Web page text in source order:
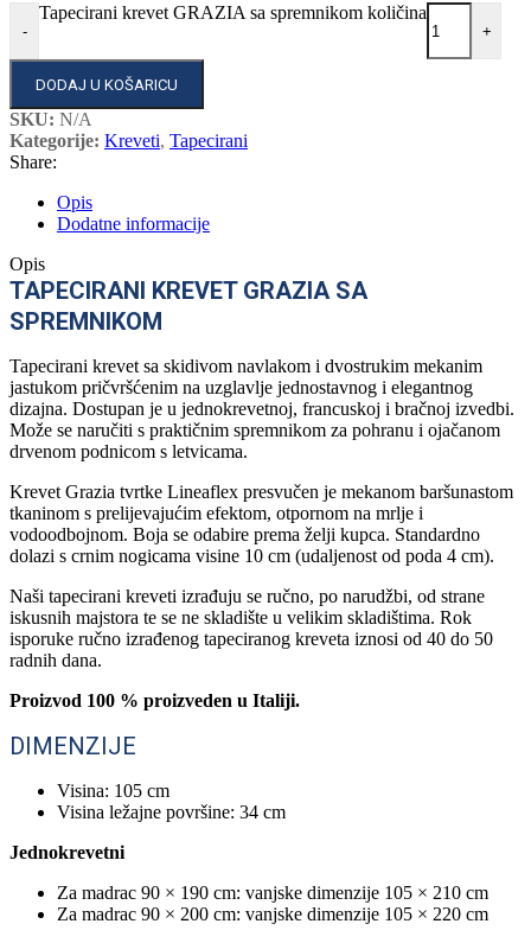
-
Tapecirani krevet GRAZIA sa spremnikom količina
+
DODAJ U KOŠARICU
SKU: N/A
Kategorije: Kreveti, Tapecirani
Share:
Opis
Dodatne informacije
Opis
TAPECIRANI KREVET GRAZIA SA
SPREMNIKOM
Tapecirani krevet sa skidivom navlakom i dvostrukim mekanim
jastukom pričvršćenim na uzglavlje jednostavnog i elegantnog
dizajna. Dostupan je u jednokrevetnoj, francuskoj i bračnoj izvedbi.
Može se naručiti s praktičnim spremnikom za pohranu i ojačanom
drvenom podnicom s letvicama.
Krevet Grazia tvrtke Lineaflex presvučen je mekanom baršunastom
tkaninom s prelijevajućim efektom, otpornom na mrlje i
vodoodbojnom. Boja se odabire prema želji kupca. Standardno
dolazi s crnim nogicama visine 10 cm (udaljenost od poda 4 cm).
Naši tapecirani kreveti izrađuju se ručno, po narudžbi, od strane
iskusnih majstora te se ne skladište u velikim skladištima. Rok
isporuke ručno izrađenog tapeciranog kreveta iznosi od 40 do 50
radnih dana.
Proizvod 100 % proizveden u Italiji.
DIMENZIJE
Visina: 105 cm
Visina ležajne površine: 34 cm
Jednokrevetni
Za madrac 90 × 190 cm: vanjske dimenzije 105 × 210 cm
Za madrac 90 × 200 cm: vanjske dimenzije 105 × 220 cm